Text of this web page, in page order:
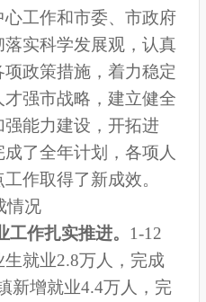
工作和市委、市政府
落实科学发展观，认真
政策措施，着力稳定
强市战略，建立健全
能力建设，开拓进
了全年计划， 各项人
作取得了新成效。
情况
工作扎实推进。 1-12
就业2.8万人，完成
新增就业4.4万人，完